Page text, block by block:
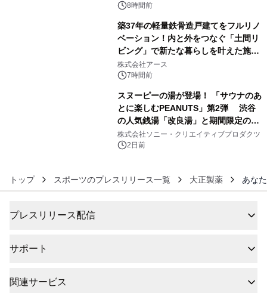
8時間前
築37年の軽量鉄骨造戸建てをフルリノ
ベーション！内と外をつなぐ「土間リ
ビング」で新たな暮らしを叶えた施工
事例を株式会社アースが公開
株式会社アース
7時間前
スヌーピーの湯が登場！ 「サウナのあ
とに楽しむPEANUTS」第2弾 渋谷
の人気銭湯「改良湯」と期間限定のコ
ラボレーション サウナイキタイコラ
ボグッズも発売決定！
株式会社ソニー・クリエイティブプロダクツ
2日前
トップ スポーツのプレスリリース一覧 大正製薬 あな
プレスリリース配信
サポート
関連サービス